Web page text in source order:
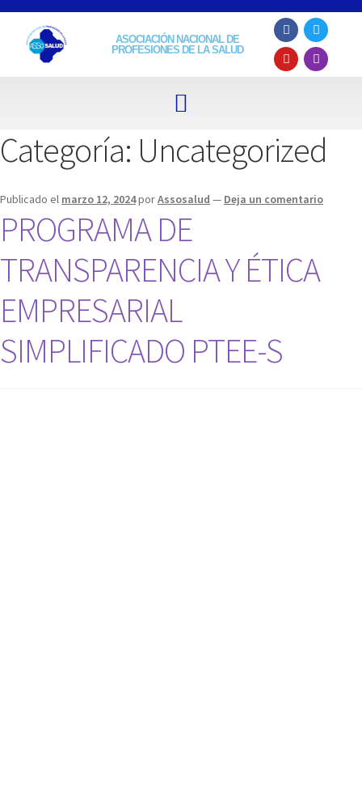
ASOCIACIÓN NACIONAL DE
PROFESIONES DE LA SALUD
Categoría: Uncategorized
Publicado el marzo 12, 2024porAssosalud — Deja un comentario
PROGRAMA DE
TRANSPARENCIA Y ÉTICA
EMPRESARIAL
SIMPLIFICADO PTEE-S